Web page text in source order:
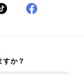
すか？